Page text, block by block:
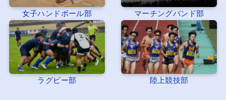
女子ハンドボール部 マーチングバンド部
ラグビー部 陸上競技部